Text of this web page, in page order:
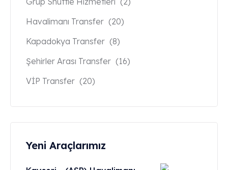
Havalimanı Transfer (20)
Kapadokya Transfer (8)
Şehirler Arası Transfer (16)
VİP Transfer (20)
Yeni Araçlarımız